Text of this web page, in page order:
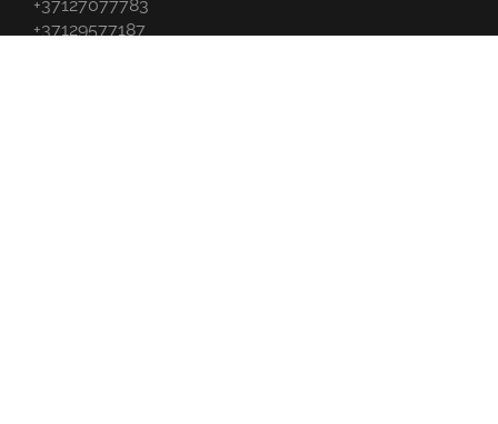
+37127077783
+37129577187